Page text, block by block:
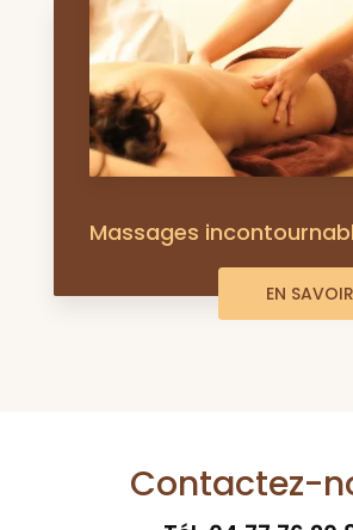
Massages
EN
Contactez-